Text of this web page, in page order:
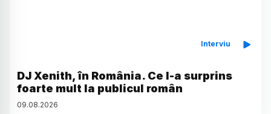
Interviu
DJ Xenith, în România. Ce l-a surprins
foarte mult la publicul român
09.08.2026